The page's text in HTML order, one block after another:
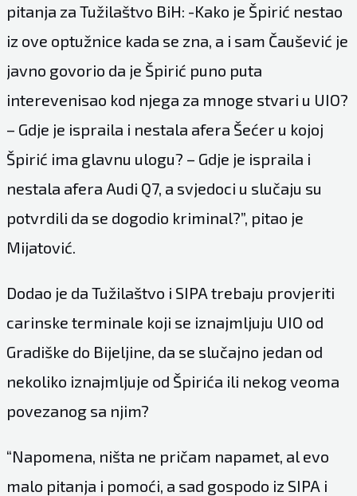
pitanja za Tužilaštvo BiH: -Kako je Špirić nestao
iz ove optužnice kada se zna, a i sam Čaušević je
javno govorio da je Špirić puno puta
interevenisao kod njega za mnoge stvari u UIO?
– Gdje je ispraila i nestala afera Šećer u kojoj
Špirić ima glavnu ulogu? – Gdje je ispraila i
nestala afera Audi Q7, a svjedoci u slučaju su
potvrdili da se dogodio kriminal?”, pitao je
Mijatović.
Dodao je da Tužilaštvo i SIPA trebaju provjeriti
carinske terminale koji se iznajmljuju UIO od
Gradiške do Bijeljine, da se slučajno jedan od
nekoliko iznajmljuje od Špirića ili nekog veoma
povezanog sa njim?
“Napomena, ništa ne pričam napamet, al evo
malo pitanja i pomoći, a sad gospodo iz SIPA i